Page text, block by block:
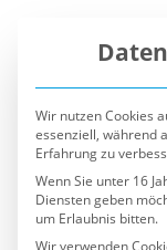
Wir nutzen Cookies
essenziell, während
Erfahrung zu
Wenn Sie unter 16
Diensten geben
um Erlaubnis bitten.
Wir verwenden